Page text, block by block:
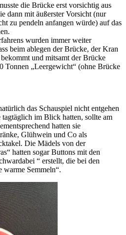
die Brücke erst vorsichtig aus
dann mit äußerster Vorsicht (nur
zu pendeln anfangen würde) auf das
wurden immer weiter
beim ablegen der Brücke, der Kran
und mitsamt der Brücke
Tonnen „Leergewicht“ (ohne Brücke
das Schauspiel nicht entgehen
tagtäglich im Blick hatten, sollte am
hatten sie
Glühwein und Co als
Die Mädels von der
hatten sogar Buttons mit den
“ erstellt, die bei den
warme Semmeln“.